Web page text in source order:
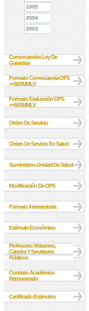
2005
2004
2003
Convocatorias Ley De
Garantias
Formato Convocatoria OPS
<=50SMMLV
Formato Evaluación OPS
<=50SMMLV
Orden De Servicio
Orden De Servicio En Salud
Suministros Unidad De Salud
Modificación De OPS
Formato Interventoria
Estímulo Económico.
Profesores Visitantes,
Catedra Y Servidores
Públicos
Contrato Académico
Remunerado
Certificado Estimulos